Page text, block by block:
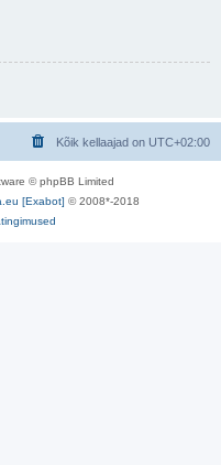
Kõik kellaajad on UTC+02:00
© phpBB Limited
[Exabot] © 2008*-2018